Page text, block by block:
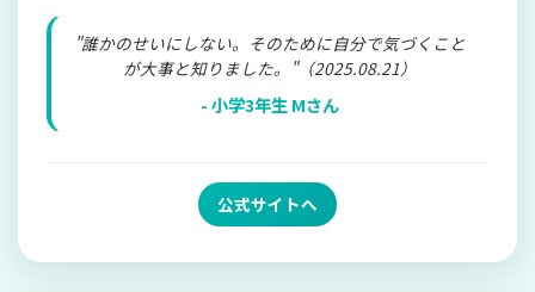
"誰かのせいにしない。そのために自分で気づくこと
が大事と知りました。"（2025.08.21）
- 小学3年生 Mさん
公式サイトへ